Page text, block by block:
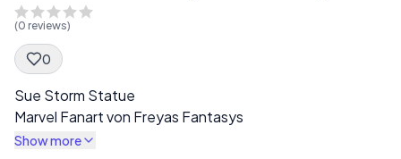
(0 reviews)
0
Spec Description
Sue Storm Statue
Marvel Fanart von Freyas Fantasys
Show more